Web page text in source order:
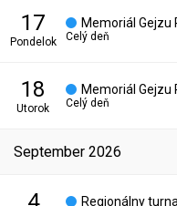
17
pondelok
Memoriál Gejzu
Celý deň
18
utorok
Memoriál Gejzu
Celý deň
september 2026
Regionálny